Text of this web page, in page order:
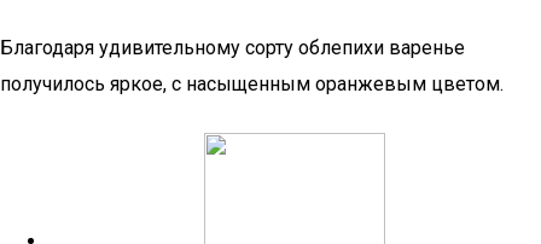
Благодаря удивительному сорту облепихи варенье
получилось яркое, с насыщенным оранжевым цветом.